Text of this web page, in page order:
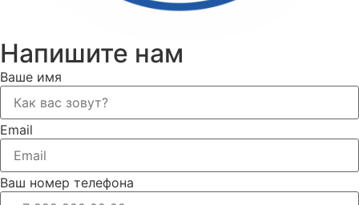
Напишите нам
Ваше имя
Email
Ваш номер телефона